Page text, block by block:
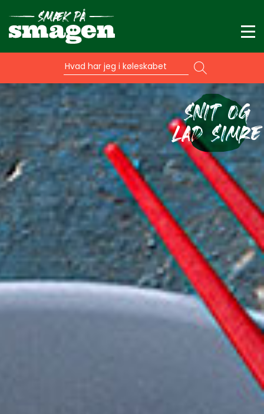
Hvad har jeg i køleskabet
SNIT OG
LAD SIMRE